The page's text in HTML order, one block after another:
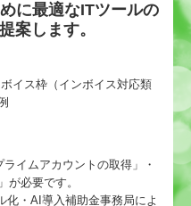
に最適なITツールの
案します。
イムアカウントの取得」・
が必要です。
・AI導入補助金事務局によ